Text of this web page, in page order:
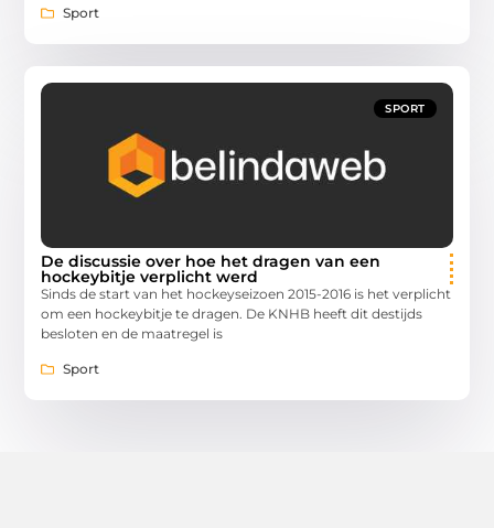
Sport
SPORT
De discussie over hoe het dragen van een
hockeybitje verplicht werd
Sinds de start van het hockeyseizoen 2015-2016 is het verplicht
om een hockeybitje te dragen. De KNHB heeft dit destijds
besloten en de maatregel is
Sport